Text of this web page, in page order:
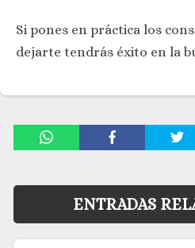
Si pones en práctica los
dejarte tendrás éxito en la
ENTRADAS